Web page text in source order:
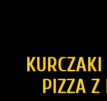
PIZZA Z